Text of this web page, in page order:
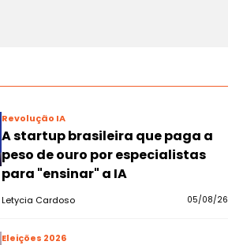
Revolução IA
A startup brasileira que paga a
peso de ouro por especialistas
para "ensinar" a IA
Letycia Cardoso 05/08/26
Eleições 2026